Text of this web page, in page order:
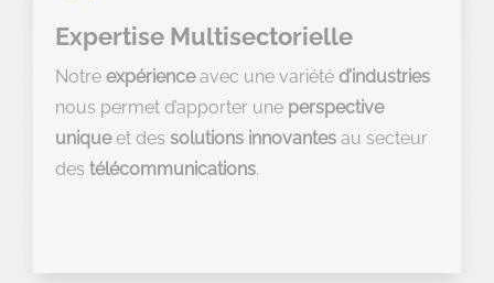
Expertise Multisectorielle
Notre expérienceavec une variété d’industries
nous permet d’apporter une perspective
uniqueet des solutions innovantes au secteur
des télécommunications.